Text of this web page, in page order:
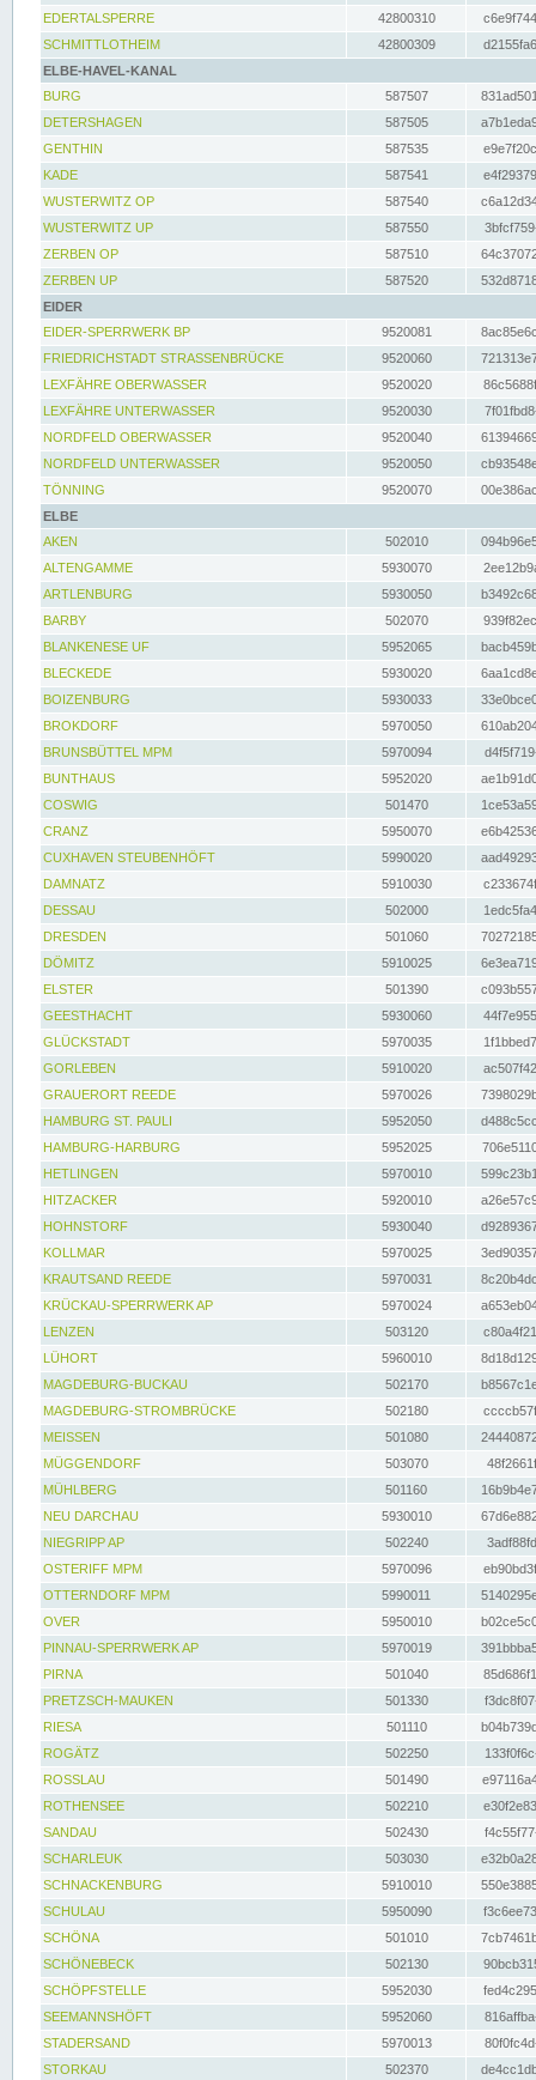
EDERTALSPERRE
42800310
SCHMITTLOTHEIM
42800309
ELBE-HAVEL-KANAL
BURG
587507
DETERSHAGEN
587505
GENTHIN
587535
KADE
587541
WUSTERWITZ OP
587540
WUSTERWITZ UP
587550
ZERBEN OP
587510
ZERBEN UP
587520
EIDER
EIDER-SPERRWERK BP
9520081
FRIEDRICHSTADT STRASSENBRÜCKE
9520060
LEXFÄHRE OBERWASSER
9520020
LEXFÄHRE UNTERWASSER
9520030
NORDFELD OBERWASSER
9520040
NORDFELD UNTERWASSER
9520050
TÖNNING
9520070
ELBE
AKEN
502010
ALTENGAMME
5930070
ARTLENBURG
5930050
BARBY
502070
BLANKENESE UF
5952065
BLECKEDE
5930020
BOIZENBURG
5930033
BROKDORF
5970050
BRUNSBÜTTEL MPM
5970094
BUNTHAUS
5952020
COSWIG
501470
CRANZ
5950070
CUXHAVEN STEUBENHÖFT
5990020
DAMNATZ
5910030
DESSAU
502000
DRESDEN
501060
DÖMITZ
5910025
ELSTER
501390
GEESTHACHT
5930060
GLÜCKSTADT
5970035
GORLEBEN
5910020
GRAUERORT REEDE
5970026
HAMBURG ST. PAULI
5952050
HAMBURG-HARBURG
5952025
HETLINGEN
5970010
HITZACKER
5920010
HOHNSTORF
5930040
KOLLMAR
5970025
KRAUTSAND REEDE
5970031
KRÜCKAU-SPERRWERK AP
5970024
LENZEN
503120
LÜHORT
5960010
MAGDEBURG-BUCKAU
502170
MAGDEBURG-STROMBRÜCKE
502180
MEISSEN
501080
MÜGGENDORF
503070
MÜHLBERG
501160
NEU DARCHAU
5930010
NIEGRIPP AP
502240
OSTERIFF MPM
5970096
OTTERNDORF MPM
5990011
OVER
5950010
PINNAU-SPERRWERK AP
5970019
PIRNA
501040
PRETZSCH-MAUKEN
501330
RIESA
501110
ROGÄTZ
502250
ROSSLAU
501490
ROTHENSEE
502210
SANDAU
502430
SCHARLEUK
503030
SCHNACKENBURG
5910010
SCHULAU
5950090
SCHÖNA
501010
SCHÖNEBECK
502130
SCHÖPFSTELLE
5952030
SEEMANNSHÖFT
5952060
STADERSAND
5970013
STORKAU
502370